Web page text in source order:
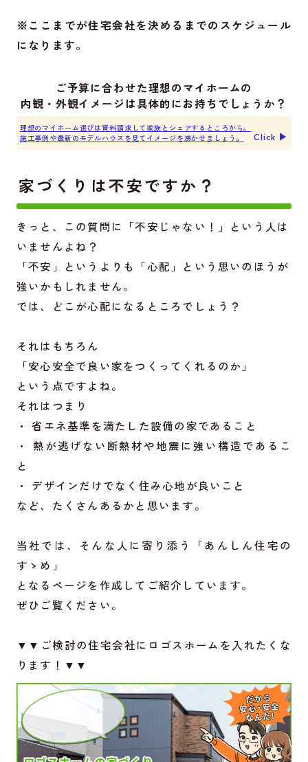
※ここまでが住宅会社を決めるまでのスケジュール
になります。
ご予算に合わせた理想のマイホームの
内観・外観イメージは具体的にお持ちでしょうか？
理想のマイホーム選びは資料請求して家族とシェアするところから。
施工事例や最新のモデルハウスを見てイメージを沸かせましょう。
Click ▶︎
家づくりは不安ですか？
きっと、この質問に「不安じゃない！」という人は
いませんよね？
「不安」というよりも「心配」という思いのほうが
強いかもしれません。
では、どこが心配になるところでしょう？
それはもちろん
「安心安全で良い家をつくってくれるのか」
という点ですよね。
それはつまり
・ 省エネ基準を満たした設備の家であること
・ 熱が逃げない断熱材や地震に強い構造であるこ
と
・ デザインだけでなく住み心地が良いこと
など、たくさんあるかと思います。
当社では、そんな人に寄り添う「あんしん住宅の
すゝめ」
となるページを作成してご紹介しています。
ぜひご覧ください。
▼▼ご検討の住宅会社にロゴスホームを入れたくな
ります！▼▼